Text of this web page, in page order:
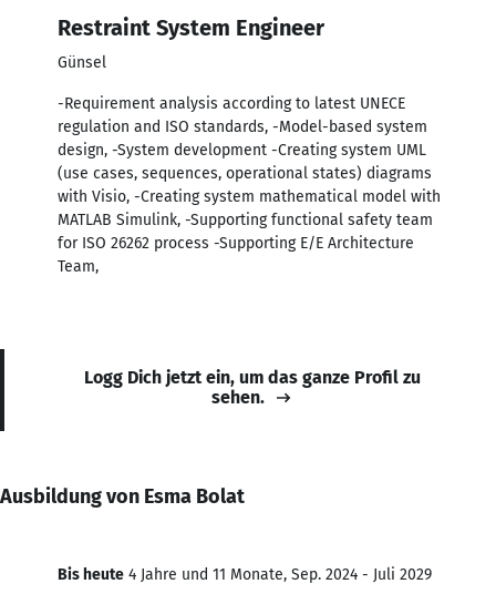
Restraint System Engineer
Günsel
-Requirement analysis according to latest UNECE
regulation and ISO standards, -Model-based system
design, -System development -Creating system UML
(use cases, sequences, operational states) diagrams
with Visio, -Creating system mathematical model with
MATLAB Simulink, -Supporting functional safety team
for ISO 26262 process -Supporting E/E Architecture
Team,
Logg Dich jetzt ein, um das ganze Profil zu
sehen.
Ausbildung von Esma Bolat
Bis heute 4 Jahre und 11 Monate, Sep. 2024 - Juli 2029